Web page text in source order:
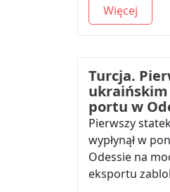
Więcej
Turcja.
ukraińskim
portu w
Pierwszy
wypłynął w
Odessie na
eksportu